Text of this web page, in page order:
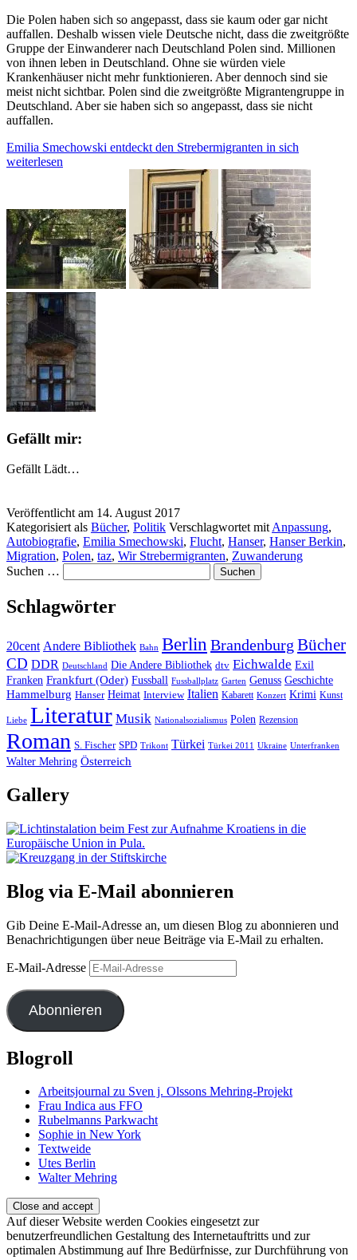
Die Polen haben sich so angepasst, dass sie kaum oder gar nicht
auffallen. Deshalb wissen viele Deutsche nicht, dass die zweitgrößte
Gruppe der Einwanderer nach Deutschland Polen sind. Millionen
von ihnen leben in Deutschland. Ohne sie würden viele
Krankenhäuser nicht mehr funktionieren. Aber dennoch sind sie
meist nicht sichtbar. Polen sind die zweitgrößte Migrantengruppe in
Deutschland. Aber sie haben sich so angepasst, dass sie nicht
auffallen.
Emilia Smechowski entdeckt den Strebermigranten in sich
weiterlesen
Gefällt mir:
Gefällt Lädt…
Veröffentlicht am 14. August 2017
Kategorisiert als Bücher, Politik Verschlagwortet mit Anpassung,
Autobiografie, Emilia Smechowski, Flucht, Hanser, Hanser Berkin,
Migration, Polen, taz, Wir Strebermigranten, Zuwanderung
Suchen …
Schlagwörter
20cent Andere Bibliothek Bahn Berlin Brandenburg Bücher
CD DDR Deutschland Die Andere Bibliothek dtv Eichwalde Exil
Franken Frankfurt (Oder) Fussball Fussballplatz Garten Genuss Geschichte
Hammelburg Hanser Heimat Interview Italien Kabarett Konzert Krimi Kunst
Liebe Literatur Musik Nationalsozialismus Polen Rezension
Roman S. Fischer SPD Trikont Türkei Türkei 2011 Ukraine Unterfranken
Walter Mehring Österreich
Gallery
Blog via E-Mail abonnieren
Gib Deine E-Mail-Adresse an, um diesen Blog zu abonnieren und
Benachrichtigungen über neue Beiträge via E-Mail zu erhalten.
E-Mail-Adresse
Abonnieren
Blogroll
Arbeitsjournal zu Sven j. Olssons Mehring-Projekt
Frau Indica aus FFO
Rubelmanns Parkwacht
Sophie in New York
Textweide
Utes Berlin
Walter Mehring
Auf dieser Website werden Cookies eingesetzt zur
benutzerfreundlichen Gestaltung des Internetauftritts und zur
optimalen Abstimmung auf Ihre Bedürfnisse, zur Durchführung von